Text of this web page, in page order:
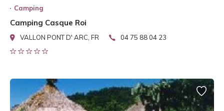
Camping
Camping Casque Roi
VALLON PONT D' ARC, FR 04 75 88 04 23